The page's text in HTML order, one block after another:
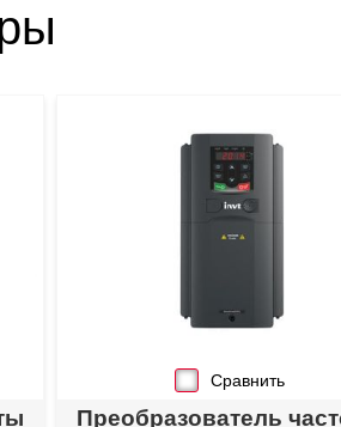
Сравнить
Преобразователь